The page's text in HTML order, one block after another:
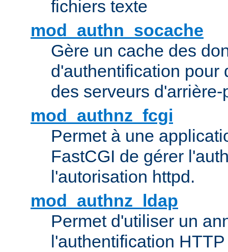
fichiers texte
mod_authn_socache
Gère un cache des
d'authentification pour
des serveurs d'arrière-
mod_authnz_fcgi
Permet à une
FastCGI de gérer
l'autorisation httpd.
mod_authnz_ldap
Permet d'utiliser un
l'authentification